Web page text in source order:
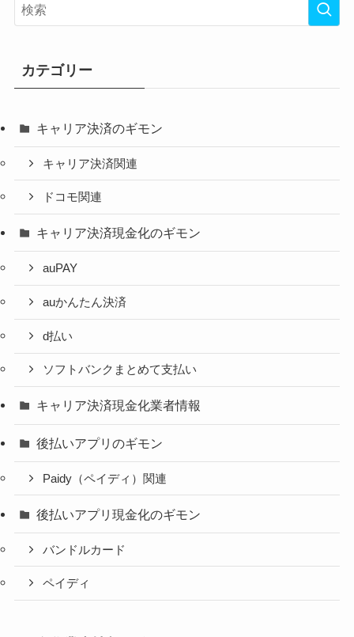
カテゴリー
キャリア決済のギモン
キャリア決済関連
ドコモ関連
キャリア決済現金化のギモン
auPAY
auかんたん決済
d払い
ソフトバンクまとめて支払い
キャリア決済現金化業者情報
後払いアプリのギモン
Paidy（ペイディ）関連
後払いアプリ現金化のギモン
バンドルカード
ペイディ